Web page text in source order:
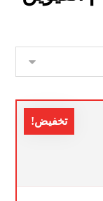
تخفيض!